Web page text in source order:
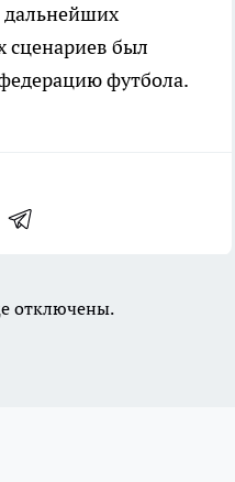
дальнейших
сценариев был
футбола.
отключены.